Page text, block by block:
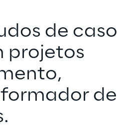
de caso
projetos
de